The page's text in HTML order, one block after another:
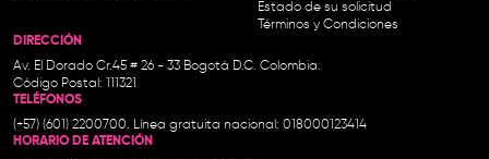
Estado de su solicitud
Términos y Condiciones
DIRECCIÓN
Av. El Dorado Cr.45 # 26 - 33 Bogotá D.C. Colombia.
Código Postal: 111321
TELÉFONOS
(+57) (601) 2200700. Línea gratuita nacional: 018000123414
HORARIO DE ATENCIÓN